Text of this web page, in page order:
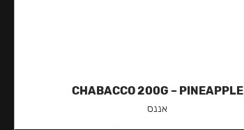
CHABACCO 200G – PINEAPPLE
אננס